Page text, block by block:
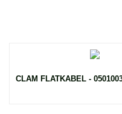
CLAM FLATKABEL -